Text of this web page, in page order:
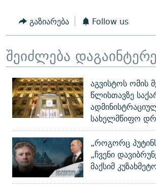
გაზიარება Follow us
შეიძლება
აგვისტოს ომის
წლისთავზე
სახელმწიფო
„როგორც
„ჩვენი
მაქსიმ